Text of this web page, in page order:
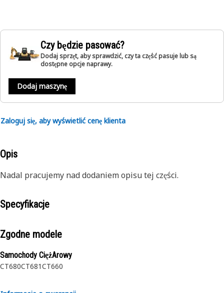
Czy będzie pasować?
Dodaj sprzęt, aby sprawdzić, czy ta część pasuje lub są
dostępne opcje naprawy.
Dodaj maszynę
Zaloguj się, aby wyświetlić cenę klienta
Opis
Nadal pracujemy nad dodaniem opisu tej części.
Specyfikacje
Zgodne modele
Samochody CiężArowy
CT680CT681CT660